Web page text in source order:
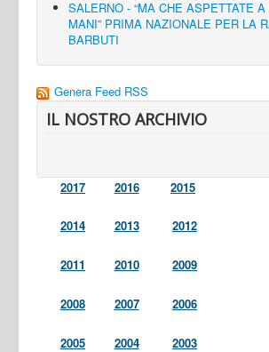
SALERNO - “MA CHE ASPETTATE
MANI” PRIMA NAZIONALE PER LA
BARBUTI
Genera Feed RSS
IL NOSTRO ARCHIVIO
2017 2016 2015
2014 2013 2012
2011 2010 2009
2008 2007 2006
2005 2004 2003